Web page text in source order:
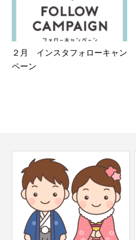
２月 インスタフォローキャン
ペーン